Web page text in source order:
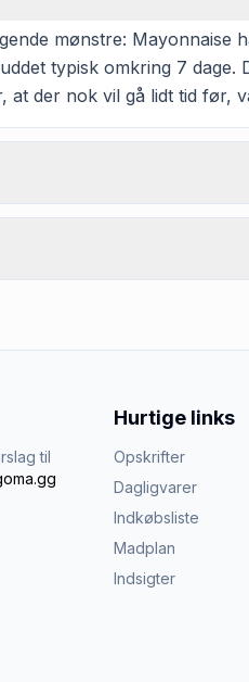
mønstre:
typisk omkring 7 dage.
der nok vil gå lidt tid før,
til
Hurtige links
Opskrifter
Dagligvarer
Indkøbsliste
Madplan
Indsigter